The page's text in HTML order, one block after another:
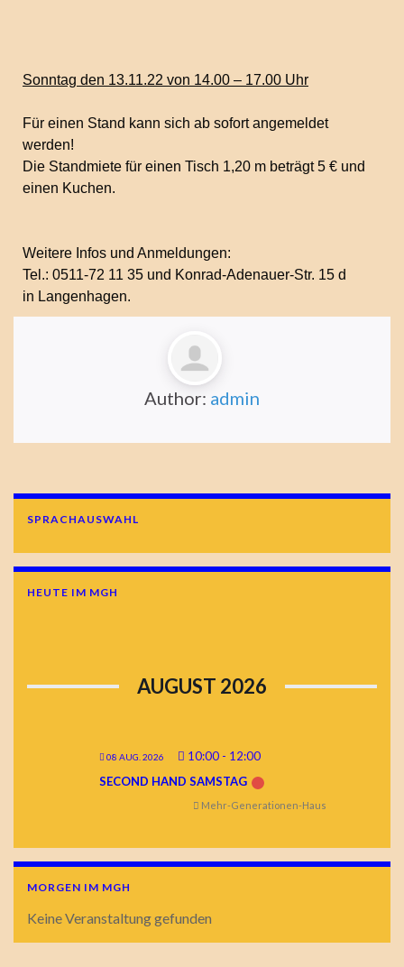
Sonntag den 13.11.22 von 14.00 – 17.00 Uhr
Für einen Stand kann sich ab sofort angemeldet
werden!
Die Standmiete für einen Tisch 1,20 m beträgt 5 € und
einen Kuchen.
Weitere Infos und Anmeldungen:
Tel.: 0511-72 11 35 und Konrad-Adenauer-Str. 15 d
in Langenhagen.
Author: admin
SPRACHAUSWAHL
HEUTE IM MGH
AUGUST 2026
08 AUG. 2026 10:00 - 12:00
SECOND HAND SAMSTAG
Mehr-Generationen-Haus
MORGEN IM MGH
Keine Veranstaltung gefunden